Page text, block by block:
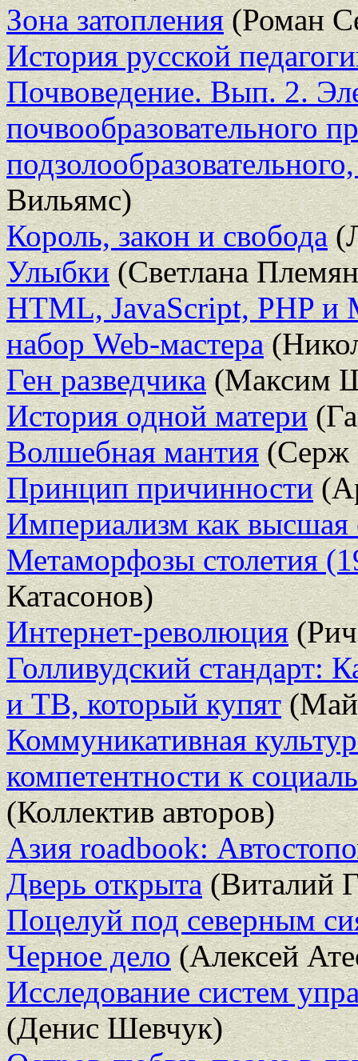
Зона затопления(Роман
История русской
Почвоведение. Вып. 2.
почвообразовательного
Вильямс)
Король, закон и свобода
Улыбки(Светлана
HTML, JavaScript, PHP и
набор Web-мастера
Ген разведчика(Максим
История одной матери
Волшебная мантия(Серж
Принцип причинности
Империализм как высшая
Метаморфозы столетия
Катасонов)
Интернет-революция
Голливудский стандарт:
и ТВ, который купят
Коммуникативная
компетентности к
(Коллектив авторов)
Азия roadbook:
Дверь открыта(Виталий
Поцелуй под северным
Черное дело(Алексей
Исследование систем
(Денис Шевчук)